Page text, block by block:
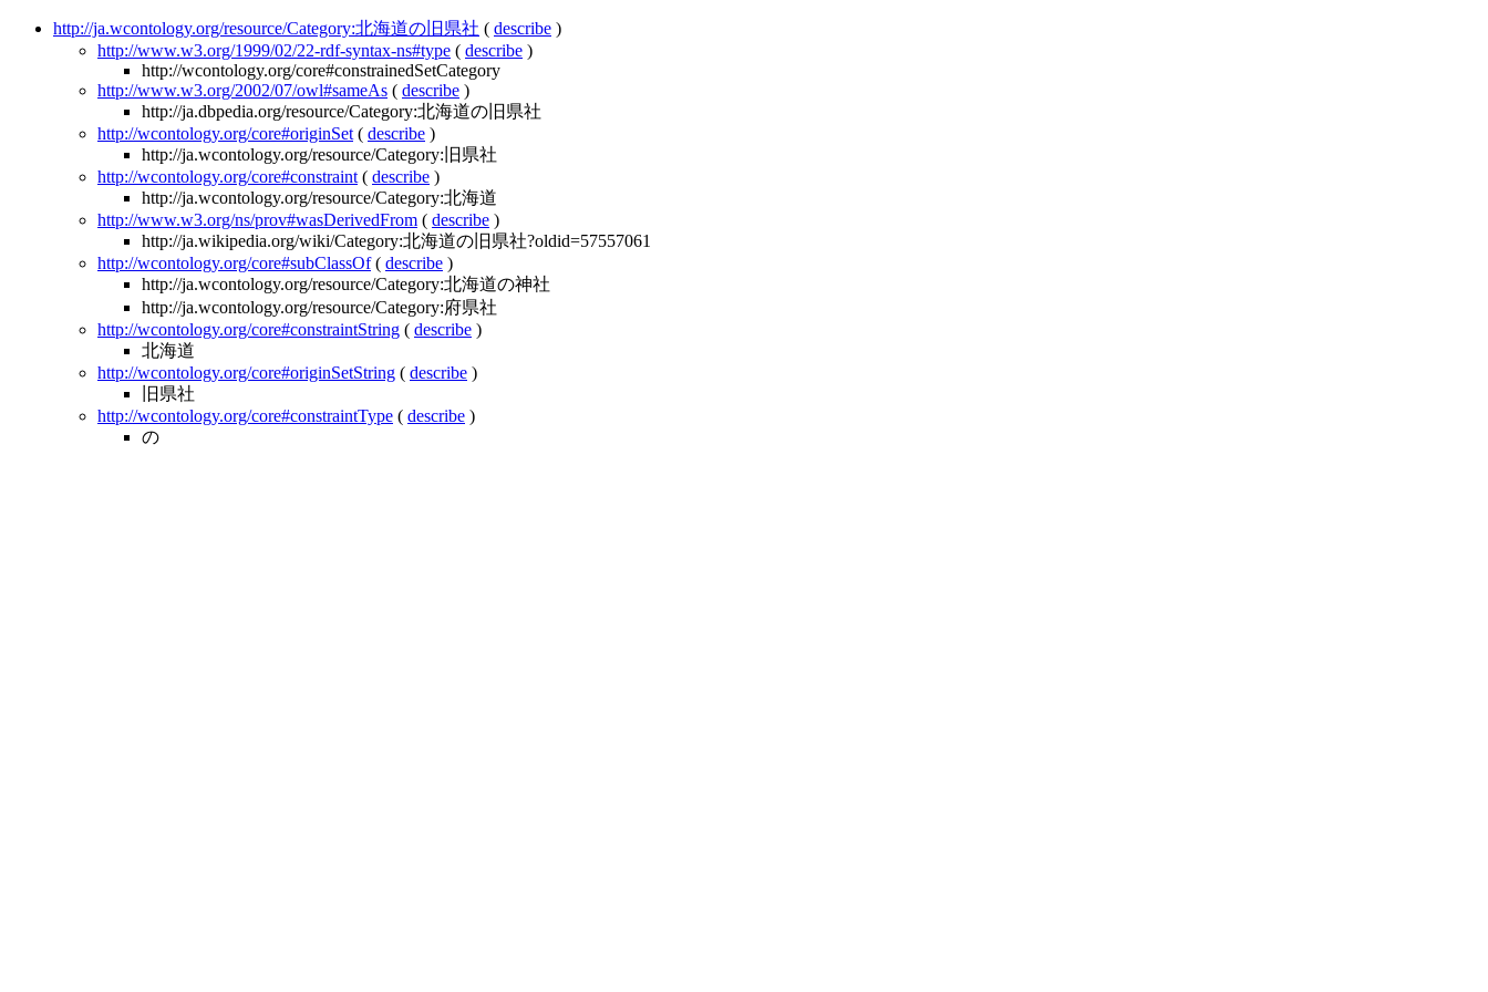
http://ja.wcontology.org/resource/Category:北海道の旧県社 ( describe )
http://www.w3.org/1999/02/22-rdf-syntax-ns#type ( describe )
http://wcontology.org/core#constrainedSetCategory
http://www.w3.org/2002/07/owl#sameAs ( describe )
http://ja.dbpedia.org/resource/Category:北海道の旧県社
http://wcontology.org/core#originSet ( describe )
http://ja.wcontology.org/resource/Category:旧県社
http://wcontology.org/core#constraint ( describe )
http://ja.wcontology.org/resource/Category:北海道
http://www.w3.org/ns/prov#wasDerivedFrom ( describe )
http://ja.wikipedia.org/wiki/Category:北海道の旧県社?oldid=57557061
http://wcontology.org/core#subClassOf( describe )
http://ja.wcontology.org/resource/Category:北海道の神社
http://ja.wcontology.org/resource/Category:府県社
http://wcontology.org/core#constraintString ( describe )
北海道
http://wcontology.org/core#originSetString ( describe )
旧県社
http://wcontology.org/core#constraintType ( describe )
の